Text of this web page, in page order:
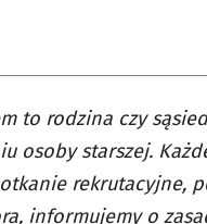
to rodzina czy
osoby starszej.
rekrutacyjne,
informujemy o